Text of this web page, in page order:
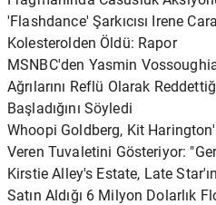
'Flashdance' Şarkıcısı Irene
Kolesterolden Öldü: Rapor
MSNBC'den Yasmin
Ağrılarını Reflü Olarak
Başladığını Söyledi
Whoopi Goldberg, Kit
Veren Tuvaletini Gösteriyor:
Kirstie Alley's Estate, Late
Satın Aldığı 6 Milyon Dolarlık